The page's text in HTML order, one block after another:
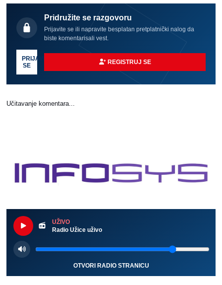
Pridružite se razgovoru
Prijavite se ili napravite besplatan pretplatnički nalog da
biste komentarisali vest.
PRIJAVI
SE
REGISTRUJ SE
Učitavanje komentara...
UŽIVO
Radio Užice uživo
OTVORI RADIO STRANICU